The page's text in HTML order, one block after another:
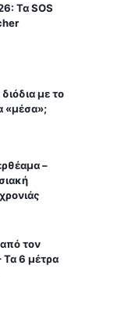
Τα SOS
με το
«μέσα»;
–
τον
6 μέτρα